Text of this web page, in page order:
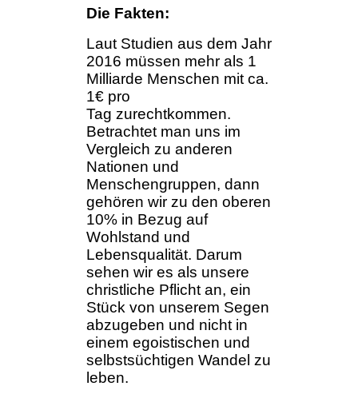
Die Fakten:
Laut Studien aus dem Jahr
2016 müssen mehr als 1
Milliarde Menschen mit ca.
1€ pro
Tag zurechtkommen.
Betrachtet man uns im
Vergleich zu anderen
Nationen und
Menschengruppen, dann
gehören wir zu den oberen
10% in Bezug auf
Wohlstand und
Lebensqualität. Darum
sehen wir es als unsere
christliche Pflicht an, ein
Stück von unserem Segen
abzugeben und nicht in
einem egoistischen und
selbstsüchtigen Wandel zu
leben.